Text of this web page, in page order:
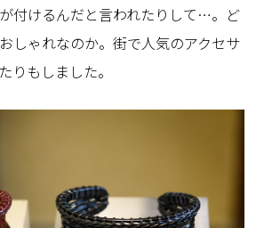
付けるんだと言われたりして…。ど
しゃれなのか。街で人気のアクセサ
りもしました。